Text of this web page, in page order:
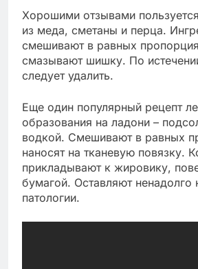
Хорошими отзывами
из меда, сметаны и перца.
смешивают в равных
смазывают шишку. По
следует удалить.
Еще один популярный рецепт
образования на ладони –
водкой. Смешивают в равных
наносят на тканевую повязку.
прикладывают к жировику,
бумагой. Оставляют ненадолго
патологии.